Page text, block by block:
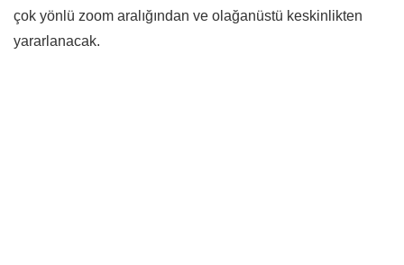
çok yönlü zoom aralığından ve olağanüstü keskinlikten
yararlanacak.